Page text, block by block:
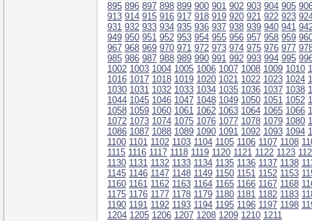
895 896 897 898 899 900 901 902 903 904 905
913 914 915 916 917 918 919 920 921 922 923
931 932 933 934 935 936 937 938 939 940 941
949 950 951 952 953 954 955 956 957 958 959
967 968 969 970 971 972 973 974 975 976 977
985 986 987 988 989 990 991 992 993 994 995
1002 1003 1004 1005 1006 1007 1008 1009 1010
1016 1017 1018 1019 1020 1021 1022 1023 1024
1030 1031 1032 1033 1034 1035 1036 1037 1038
1044 1045 1046 1047 1048 1049 1050 1051 1052
1058 1059 1060 1061 1062 1063 1064 1065 1066
1072 1073 1074 1075 1076 1077 1078 1079 1080
1086 1087 1088 1089 1090 1091 1092 1093 1094
1100 1101 1102 1103 1104 1105 1106 1107 1108
1115 1116 1117 1118 1119 1120 1121 1122 1123
1130 1131 1132 1133 1134 1135 1136 1137 1138
1145 1146 1147 1148 1149 1150 1151 1152 1153
1160 1161 1162 1163 1164 1165 1166 1167 1168
1175 1176 1177 1178 1179 1180 1181 1182 1183
1190 1191 1192 1193 1194 1195 1196 1197 1198
1204 1205 1206 1207 1208 1209 1210 1211